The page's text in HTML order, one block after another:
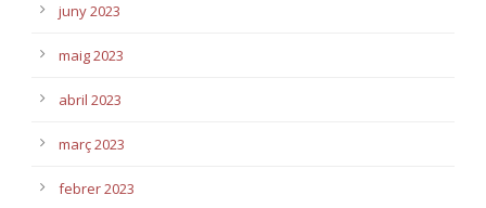
juny 2023
maig 2023
abril 2023
març 2023
febrer 2023